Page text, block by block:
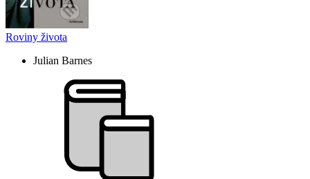
Roviny života
Julian Barnes